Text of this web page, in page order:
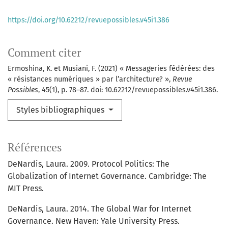
Comment citer
Ermoshina, K. et Musiani, F. (2021) « Messageries fédérées: des
« résistances numériques » par l’architecture? », Revue
Possibles, 45(1), p. 78–87. doi: 10.62212/revuepossibles.v45i1.386.
Styles bibliographiques
https://doi.org/10.62212/revuepossibles.v45i1.386
Références
DeNardis, Laura. 2009. Protocol Politics: The
Globalization of Internet Governance. Cambridge: The
MIT Press.
DeNardis, Laura. 2014. The Global War for Internet
Governance. New Haven: Yale University Press.